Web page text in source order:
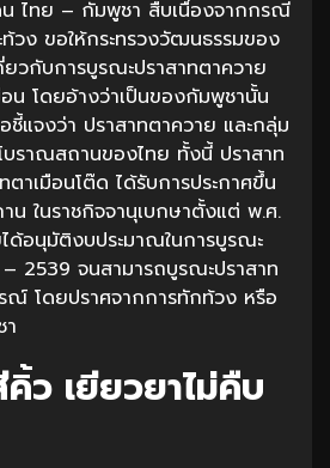
ไทย – กัมพูชา สืบเนื่องจากกรณี
วง ขอให้กระทรวงวัฒนธรรมของ
วกับการบูรณะปราสาทตาควาย
น โดยอ้างว่าเป็นของกัมพูชานั้น
ชี้แจงว่า ปราสาทตาควาย และกลุ่ม
บราณสถานของไทย ทั้งนี้ ปราสาท
ตาเมือนโต๊ด ได้รับการประกาศขึ้น
น ในราชกิจจานุเบกษาตั้งแต่ พ.ศ.
ด้อนุมัติงบประมาณในการบูรณะ
2539 จนสามารถบูรณะปราสาท
รณ์ โดยปราศจากการทักท้วง หรือ
ว เยียวยาไม่คืบ